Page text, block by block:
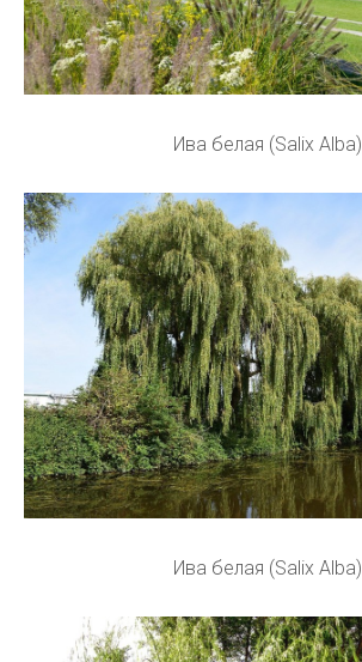
Ива белая (Salix Alba)
Ива белая (Salix Alba)